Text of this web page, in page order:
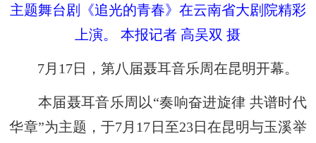
主题舞台剧《追光的青春》在云南省大剧院精彩
上演。 本报记者 高吴双 摄
7月17日，第八届聂耳音乐周在昆明开幕。
本届聂耳音乐周以“奏响奋进旋律 共谱时代
华章”为主题，于7月17日至23日在昆明与玉溪举